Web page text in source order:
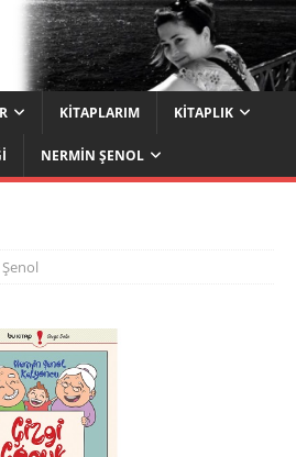
KITAPLARIM KITAPLIK
NERMIN ŞENOL